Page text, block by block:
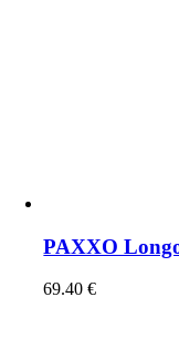
PAXXO
69.40€